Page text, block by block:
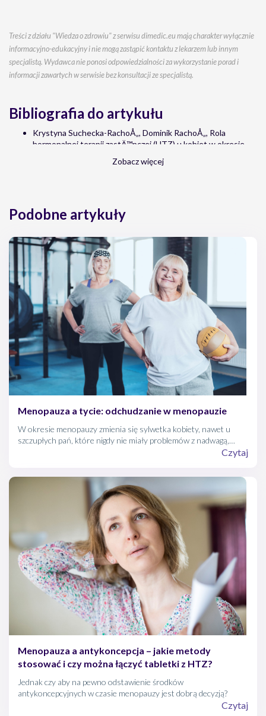
Treści z działu "Wiedza o zdrowiu" z serwisu dimedic.eu mają charakter wyłącznie
informacyjno-edukacyjny i nie mogą zastąpić kontaktu z lekarzem lub innym
specjalistą. Wydawca nie ponosi odpowiedzialności za wykorzystanie porad i
informacji zawartych w serwisie bez konsultacji ze specjalistą.
Bibliografia do artykułu
Krystyna Suchecka-RachoÅ„, Dominik RachoÅ„, Rola
hormonalnej terapii zastÄ™pczej (HTZ) u kobiet w okresie
zastÄ™pcza a choroby ukÅ‚adu sercowo-naczyniowego
Zobacz więcej
Podobne artykuły
Menopauza a tycie: odchudzanie w menopauzie
W okresie menopauzy zmienia się sylwetka kobiety, nawet u
szczupłych pań, które nigdy nie miały problemów z nadwagą,
Czytaj
Menopauza a antykoncepcja – jakie metody
stosować i czy można łączyć tabletki z HTZ?
Jednak czy aby na pewno odstawienie środków
antykoncepcyjnych w czasie menopauzy jest dobrą decyzją?
Czytaj